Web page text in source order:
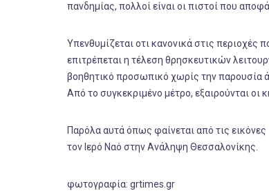
πανδημίας, πολλοί είναι οι πιστοί που
Υπενθυμίζεται οτι κανονικά στις περιοχές
επιτρέπεται η τέλεση θρησκευτικών
βοηθητικό προσωπικό χωρίς την
Από το συγκεκριμένο μέτρο, εξαιρούνται οι
Παρόλα αυτά όπως φαίνεται από τις
τον Ιερό Ναό στην Ανάληψη Θεσσαλονίκης.
φωτογραφία: grtimes.gr